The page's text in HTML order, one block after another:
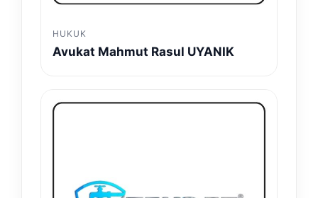
HUKUK
Avukat Mahmut Rasul UYANIK